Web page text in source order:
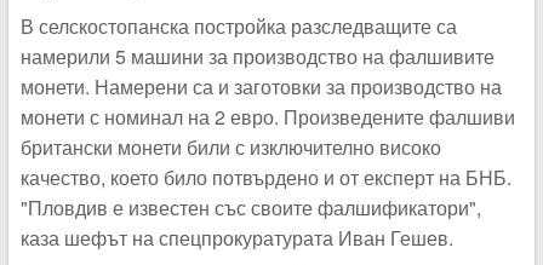
В селскостопанска постройка разследващите са
намерили 5 машини за производство на фалшивите
монети. Намерени са и заготовки за производство на
монети с номинал на 2 евро. Произведените фалшиви
британски монети били с изключително високо
качество, което било потвърдено и от експерт на БНБ.
"Пловдив е известен със своите фалшификатори",
каза шефът на спецпрокуратурата Иван Гешев.